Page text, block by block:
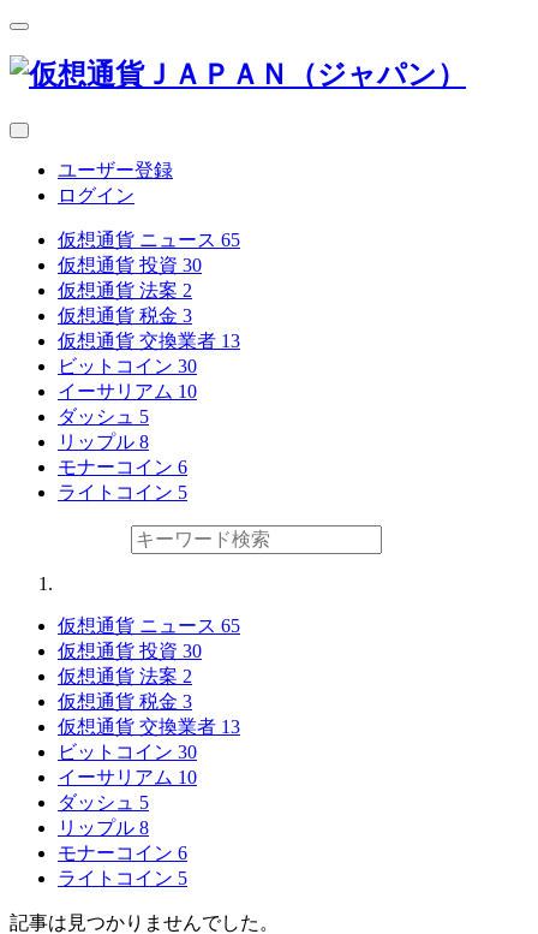
ユーザー登録
ログイン
仮想通貨 ニュース 65
仮想通貨 投資 30
仮想通貨 法案 2
仮想通貨 税金 3
仮想通貨 交換業者 13
ビットコイン 30
イーサリアム 10
ダッシュ 5
リップル 8
モナーコイン 6
ライトコイン 5
仮想通貨 ニュース 65
仮想通貨 投資 30
仮想通貨 法案 2
仮想通貨 税金 3
仮想通貨 交換業者 13
ビットコイン 30
イーサリアム 10
ダッシュ 5
リップル 8
モナーコイン 6
ライトコイン 5
記事は見つかりませんでした。